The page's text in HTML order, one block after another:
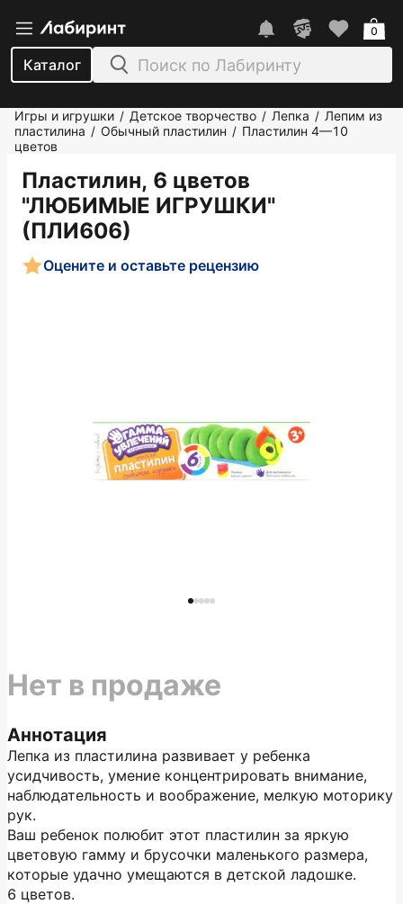
Каталог
0
Игры и игрушки / Детское творчество / Лепка / Лепим из
пластилина / Обычный пластилин / Пластилин 4—10
цветов
Пластилин, 6 цветов
"ЛЮБИМЫЕ ИГРУШКИ"
(ПЛИ606)
Оцените и оставьте рецензию
Аннотация
Лепка из пластилина развивает у ребенка
усидчивость, умение концентрировать внимание,
наблюдательность и воображение, мелкую моторику
рук.
Ваш ребенок полюбит этот пластилин за яркую
цветовую гамму и брусочки маленького размера,
которые удачно умещаются в детской ладошке.
6 цветов.
Нет в продаже